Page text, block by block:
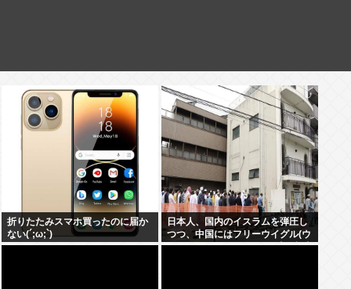
折りたたみスマホ買ったのに届か
ない(´;ω;`)
日本人、国内のイスラムを弾圧し
つつ、中国にはフリーウイグル(ウ
イグルはほぼムスリム)を叫ぶ意味